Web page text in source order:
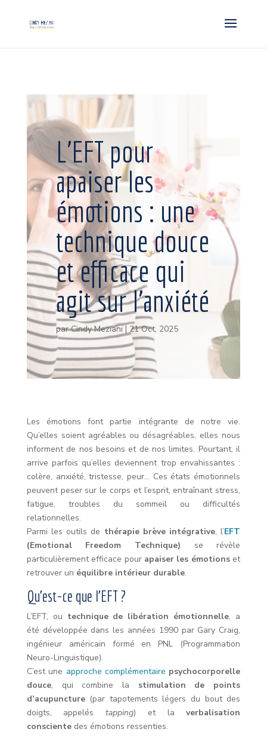
L’EFT pour
apaiser les
émotions : une
technique douce
et efficace qui
agit sur l’anxiété
parCindy Meziani|21 Oct, 2025
Les émotions font partie intégrante de notre vie.
Qu’elles soient agréables ou désagréables, elles nous
informent de nos besoins et de nos limites. Pourtant, il
arrive parfois qu’elles deviennent trop envahissantes :
colère, anxiété, tristesse, peur… Ces états émotionnels
peuvent peser sur le corps et l’esprit, entraînant stress,
fatigue, troubles du sommeil ou difficultés
relationnelles.
Parmi les outils de thérapie brève intégrative, l’EFT
(Emotional Freedom Technique) se révèle
particulièrement efficace pour apaiser les émotionset
retrouver un équilibre intérieur durable.
Qu’est-ce que l’EFT ?
L’EFT, ou technique de libération émotionnelle, a
été développée dans les années 1990 par Gary Craig,
ingénieur américain formé en PNL (Programmation
Neuro-Linguistique).
C’est une approche complémentaire psychocorporelle
douce, qui combine la stimulation de points
d’acupuncture(par tapotements légers du bout des
doigts, appeléstapping) et laverbalisation
conscientedes émotions ressenties.